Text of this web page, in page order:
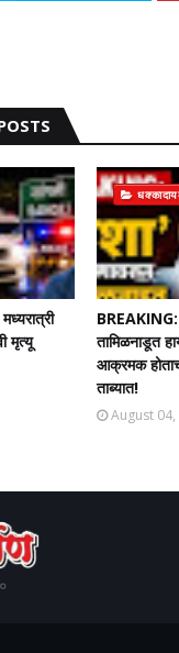
मृत्यू
तामिळनाडूत
आक्रमक
ताब्यात!
August